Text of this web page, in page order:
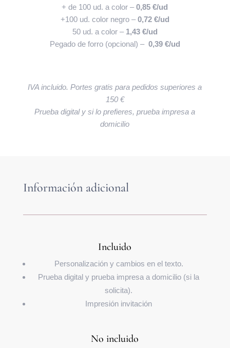
+ de 100 ud. a color –0,85 €/ud
+100 ud. color negro –0,72 €/ud
50 ud. a color – 1,43 €/ud
Pegado de forro (opcional) – 0,39 €/ud
IVA incluido. Portes gratis para pedidos superiores a
150 €
Prueba digital y si lo prefieres, prueba impresa a
domicilio
Información adicional
Incluido
Personalización y cambios en el texto.
Prueba digital y prueba impresa a domicilio (si la
solicita).
Impresión invitación
No incluido